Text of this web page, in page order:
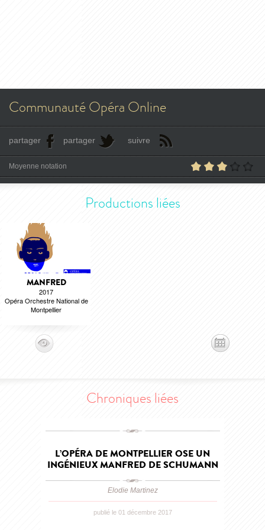
Communauté Opéra Online
partager partager suivre
Moyenne notation
Productions liées
MANFRED
2017
Opéra Orchestre National de
Montpellier
Chroniques liées
L’OPÉRA DE MONTPELLIER OSE UN
INGÉNIEUX MANFRED DE SCHUMANN
Elodie Martinez
publié le 01 décembre 2017